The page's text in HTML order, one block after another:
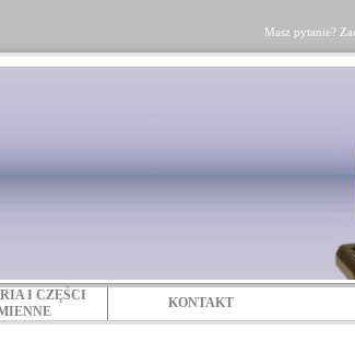
Masz pytanie?
I CZĘŚCI
KONTAKT